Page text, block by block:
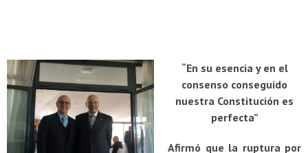
“En su esencia y en el
consenso conseguido
nuestra Constitución es
perfecta”
Afirmó que la ruptura por